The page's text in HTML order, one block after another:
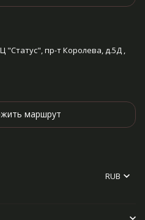
"Статус", пр-т Королева, д.5Д ,
маршрут
RUB